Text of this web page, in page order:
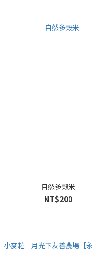
自然多穀米
NT$200